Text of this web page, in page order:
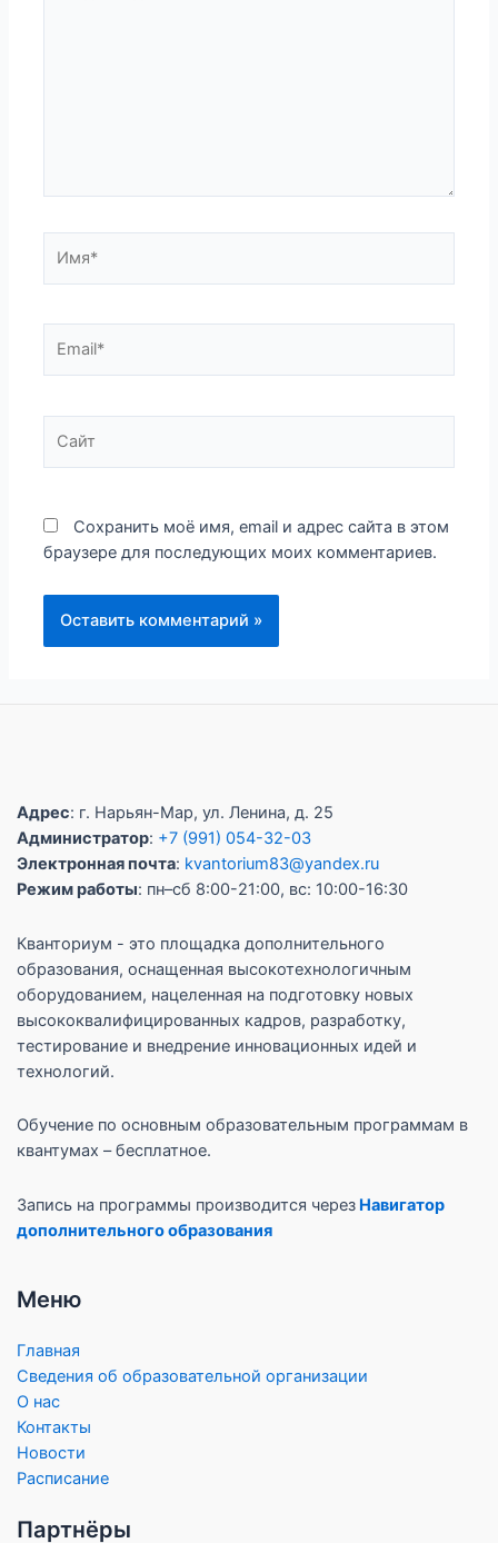
Сохранить моё имя, email и адрес сайта в этом
браузере для последующих моих комментариев.
Адрес: г. Нарьян-Мар, ул. Ленина, д. 25
Администратор: +7 (991) 054-32-03
Электронная почта: kvantorium83@yandex.ru
Режим работы: пн–сб 8:00-21:00, вс: 10:00-16:30
Кванториум - это площадка дополнительного
образования, оснащенная высокотехнологичным
оборудованием, нацеленная на подготовку новых
высококвалифицированных кадров, разработку,
тестирование и внедрение инновационных идей и
технологий.
Обучение по основным образовательным программам в
квантумах – бесплатное.
Запись на программы производится через Навигатор
дополнительного образования
Меню
Главная
Сведения об образовательной организации
О нас
Контакты
Новости
Расписание
Партнёры